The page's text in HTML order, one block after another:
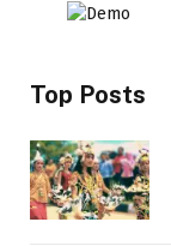
Top Posts